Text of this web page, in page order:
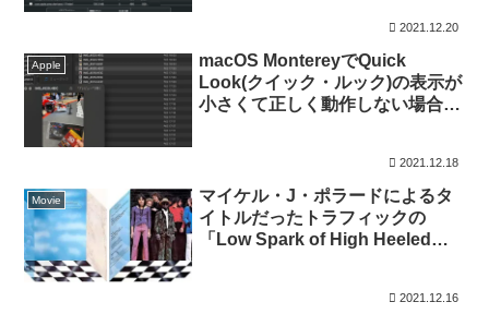
2021.12.20
Apple
macOS MontereyでQuick
Look(クイック・ルック)の表示が
小さくて正しく動作しない場合の
2021.12.18
Movie
マイケル・J・ポラードによるタ
イトルだったトラフィックの
「Low Spark of High Heeled
2021.12.16